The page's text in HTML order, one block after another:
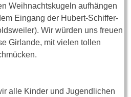
Weihnachtskugeln aufhängen
Eingang der Hubert-Schiffer-
Wir würden uns freuen
Girlande, mit vielen tollen
alle Kinder und Jugendlichen